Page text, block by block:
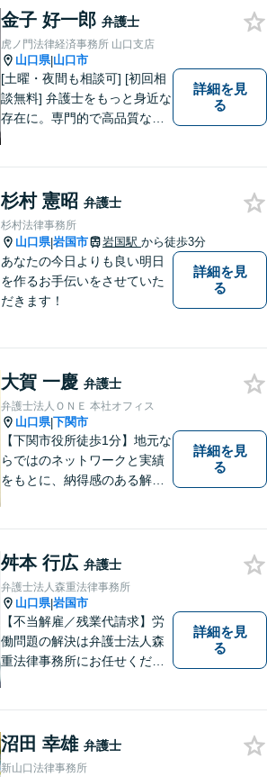
い！
金子 好一郎 弁護士
虎ノ門法律経済事務所 山口支店
山口県|山口市
[土曜・夜間も相談可] [初回相
談無料] 弁護士をもっと身近な
存在に。専門的で高品質なリ
詳細を見
る
杉村 憲昭 弁護士
杉村法律事務所
山口県|岩国市 岩国駅 から徒歩3分
あなたの今日よりも良い明日
を作るお手伝いをさせていた
だきます！
詳細を見
る
大賀 一慶 弁護士
弁護士法人ＯＮＥ 本社オフィス
山口県|下関市
【下関市役所徒歩1分】地元な
らではのネットワークと実績
をもとに、納得感のある解決
詳細を見
る
舛本 行広 弁護士
弁護士法人森重法律事務所
山口県|岩国市
【不当解雇／残業代請求】労
働問題の解決は弁護士法人森
重法律事務所にお任せくださ
詳細を見
る
沼田 幸雄 弁護士
新山口法律事務所